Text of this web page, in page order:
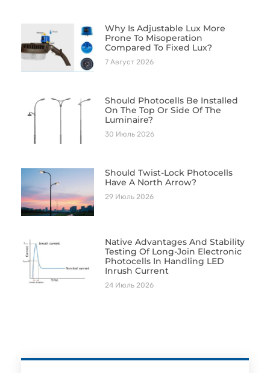
Why Is Adjustable Lux More
Prone To Misoperation
Compared To Fixed Lux?
7 Август 2026
Should Photocells Be Installed
On The Top Or Side Of The
Luminaire?
30 Июль 2026
Should Twist-Lock Photocells
Have A North Arrow?
29 Июль 2026
Native Advantages And Stability
Testing Of Long-Join Electronic
Photocells In Handling LED
Inrush Current
24 Июль 2026